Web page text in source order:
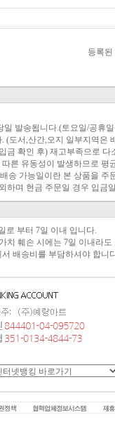
등록된
일 발송됩니다.(토요일/공휴
(도서,산간,오지 일부지역
금 확인 후) 재고부족으로 다
른 유동성이 발생하므로 평
송 가능일이란 본 상품을
하며 현금 주문일 경우 입금
로 부터 7일 이내 입니다.
치 훼손 시에는 7일 이내라
배송비를 부담하셔야 합니